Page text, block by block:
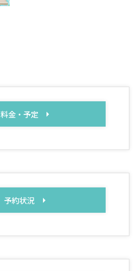
料金・予定
予約状況